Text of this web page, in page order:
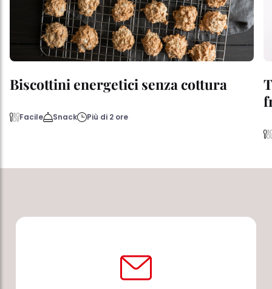
Biscottini energetici senza cottura
Facile Snack Più di 2 ore